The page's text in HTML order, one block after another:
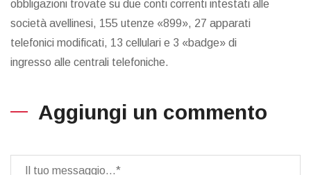
obbligazioni trovate su due conti correnti intestati alle
società avellinesi, 155 utenze «899», 27 apparati
telefonici modificati, 13 cellulari e 3 «badge» di
ingresso alle centrali telefoniche.
Aggiungi un commento